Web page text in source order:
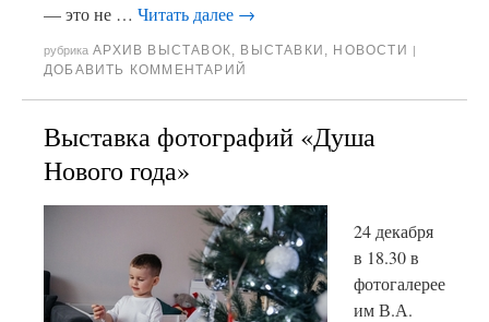
— это не … Читать далее →
рубрика АРХИВ ВЫСТАВОК, ВЫСТАВКИ , НОВОСТИ |
ДОБАВИТЬ КОММЕНТАРИЙ
Выставка фотографий «Душа
Нового года»
24 декабря
в 18.30 в
фотогалерее
им В.А.